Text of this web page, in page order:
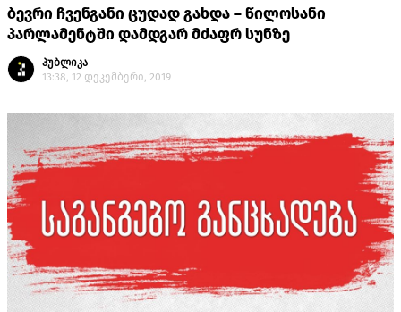
ბევრი ჩვენგანი ცუდად გახდა – წილოსანი
პარლამენტში დამდგარ მძაფრ სუნზე
პუბლიკა
13:38, 12 დეკემბერი, 2019